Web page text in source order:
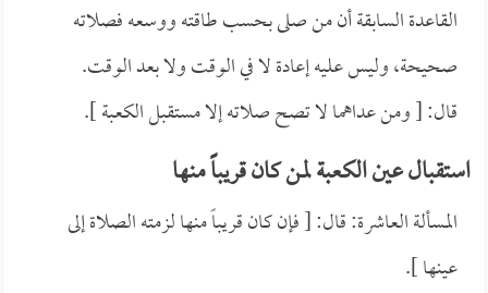
القاعدة السابقة أن من صلى بحسب طاقته ووسعه فصلاته
صحيحة، وليس عليه إعادة لا في الوقت ولا بعد الوقت.
قال: [ ومن عداهما لا تصح صلاته إلا مستقبل الكعبة ].
استقبال عين الكعبة لمن كان قريباً منها
المسألة العاشرة: قال: [ فإن كان قريباً منها لزمته الصلاة إلى
عينها ].